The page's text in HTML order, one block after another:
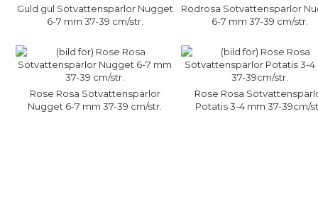
Guld gul Sötvattenspärlor Nugget
6-7 mm 37-39 cm/str.
Rödrosa Sötvattenspärlor
6-7 mm 37-39 cm/str.
Rose Rosa Sötvattenspärlor
Nugget 6-7 mm 37-39 cm/str.
Rose Rosa
Potatis 3-4 mm 37-39cm/